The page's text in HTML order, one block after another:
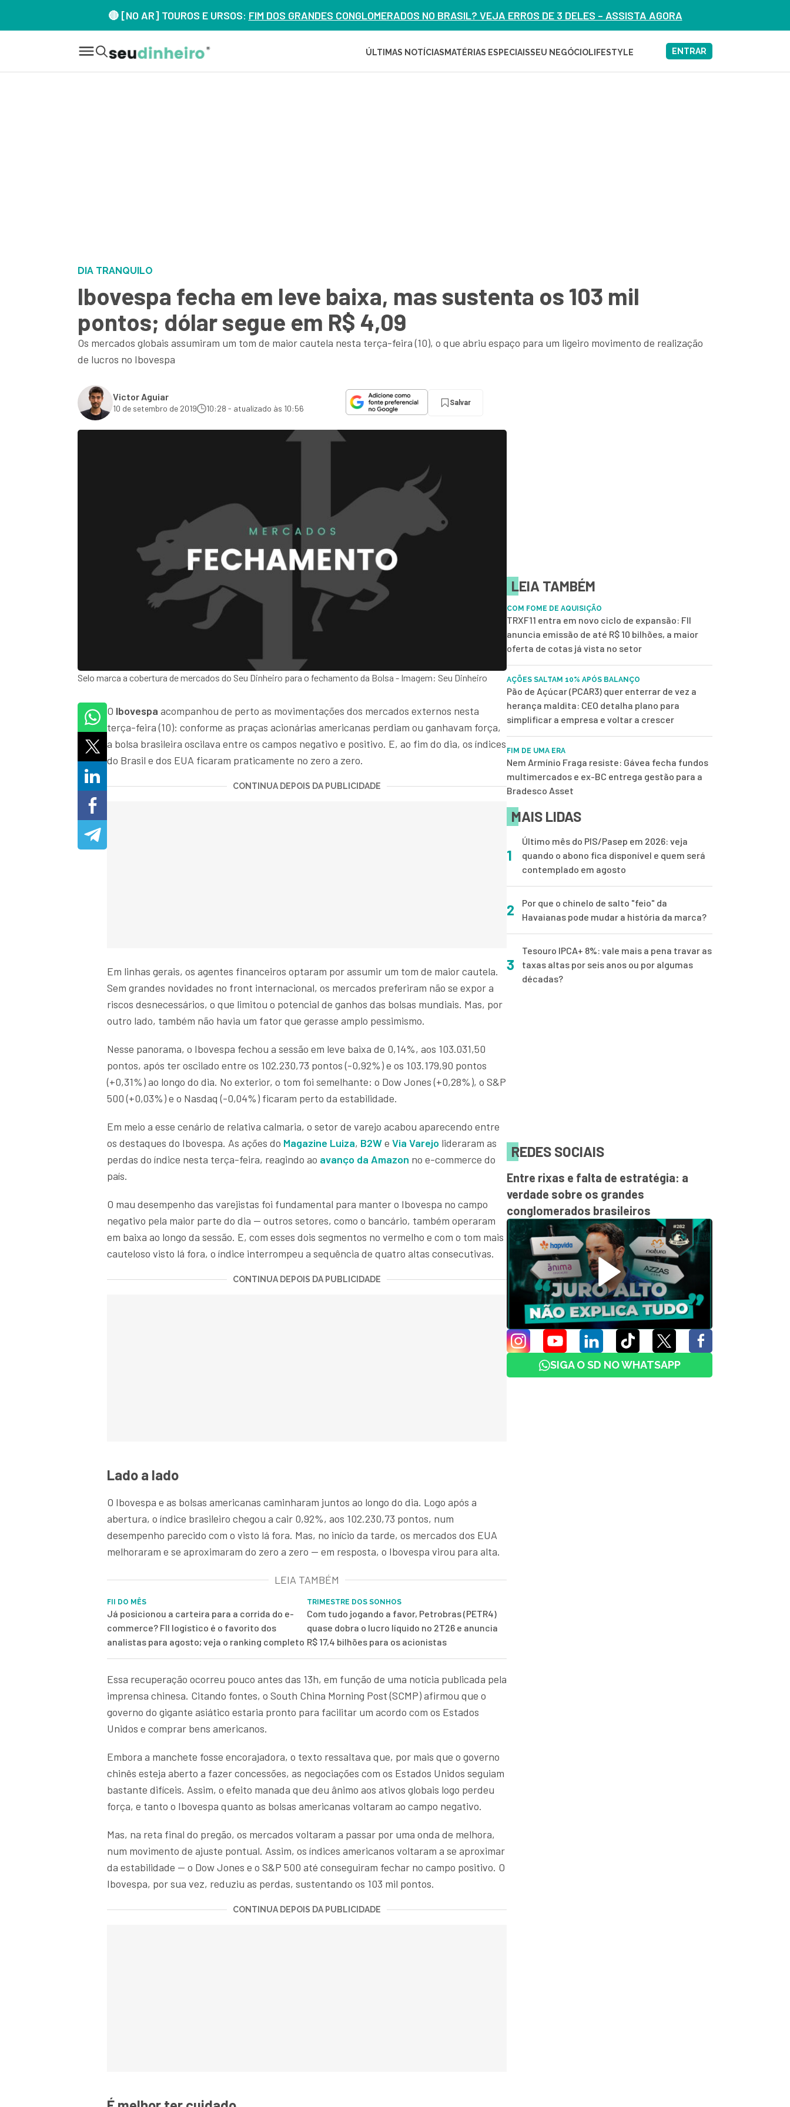
🔴 [NO AR] TOUROS E URSOS: FIM DOS GRANDES CONGLOMERADOS NO BRASIL? VEJA ERROS DE 3 DELES – ASSISTA AGORA
ÚLTIMAS NOTÍCIAS MATÉRIAS ESPECIAISSEU NEGÓCIOLIFESTYLE ENTRAR
DIA TRANQUILO
Ibovespa fecha em leve baixa, mas sustenta os 103 mil
pontos; dólar segue em R$ 4,09
Os mercados globais assumiram um tom de maior cautela nesta terça-feira (10), o que abriu espaço para um ligeiro movimento de realização
de lucros no Ibovespa
Victor Aguiar
10 de setembro de 2019 10:28 - atualizado às 10:56
Salvar
Selo marca a cobertura de mercados do Seu Dinheiro para o fechamento da Bolsa - Imagem: Seu Dinheiro
O Ibovespa acompanhou de perto as movimentações dos mercados externos nesta
terça-feira (10): conforme as praças acionárias americanas perdiam ou ganhavam força,
a bolsa brasileira oscilava entre os campos negativo e positivo. E, ao fim do dia, os índices
do Brasil e dos EUA ficaram praticamente no zero a zero.
CONTINUA DEPOIS DA PUBLICIDADE
Em linhas gerais, os agentes financeiros optaram por assumir um tom de maior cautela.
Sem grandes novidades no front internacional, os mercados preferiram não se expor a
riscos desnecessários, o que limitou o potencial de ganhos das bolsas mundiais. Mas, por
outro lado, também não havia um fator que gerasse amplo pessimismo.
Nesse panorama, o Ibovespa fechou a sessão em leve baixa de 0,14%, aos 103.031,50
pontos, após ter oscilado entre os 102.230,73 pontos (-0,92%) e os 103.179,90 pontos
(+0,31%) ao longo do dia. No exterior, o tom foi semelhante: o Dow Jones (+0,28%), o S&P
500 (+0,03%) e o Nasdaq (-0,04%) ficaram perto da estabilidade.
Em meio a esse cenário de relativa calmaria, o setor de varejo acabou aparecendo entre
os destaques do Ibovespa. As ações do Magazine Luiza, B2We Via Varejo lideraram as
perdas do índice nesta terça-feira, reagindo ao avanço da Amazon no e-commerce do
país.
O mau desempenho das varejistas foi fundamental para manter o Ibovespa no campo
negativo pela maior parte do dia — outros setores, como o bancário, também operaram
em baixa ao longo da sessão. E, com esses dois segmentos no vermelho e com o tom mais
cauteloso visto lá fora, o índice interrompeu a sequência de quatro altas consecutivas.
CONTINUA DEPOIS DA PUBLICIDADE
Lado a lado
O Ibovespa e as bolsas americanas caminharam juntos ao longo do dia. Logo após a
abertura, o índice brasileiro chegou a cair 0,92%, aos 102.230,73 pontos, num
desempenho parecido com o visto lá fora. Mas, no início da tarde, os mercados dos EUA
melhoraram e se aproximaram do zero a zero — em resposta, o Ibovespa virou para alta.
LEIA TAMBÉM
FII DO MÊS
Já posicionou a carteira para a corrida do e-
commerce? FII logístico é o favorito dos
analistas para agosto; veja o ranking completo
TRIMESTRE DOS SONHOS
Com tudo jogando a favor, Petrobras (PETR4)
quase dobra o lucro líquido no 2T26 e anuncia
R$ 17,4 bilhões para os acionistas
Essa recuperação ocorreu pouco antes das 13h, em função de uma notícia publicada pela
imprensa chinesa. Citando fontes, o South China Morning Post (SCMP) afirmou que o
governo do gigante asiático estaria pronto para facilitar um acordo com os Estados
Unidos e comprar bens americanos.
Embora a manchete fosse encorajadora, o texto ressaltava que, por mais que o governo
chinês esteja aberto a fazer concessões, as negociações com os Estados Unidos seguiam
bastante difíceis. Assim, o efeito manada que deu ânimo aos ativos globais logo perdeu
força, e tanto o Ibovespa quanto as bolsas americanas voltaram ao campo negativo.
Mas, na reta final do pregão, os mercados voltaram a passar por uma onda de melhora,
num movimento de ajuste pontual. Assim, os índices americanos voltaram a se aproximar
da estabilidade — o Dow Jones e o S&P 500 até conseguiram fechar no campo positivo. O
Ibovespa, por sua vez, reduziu as perdas, sustentando os 103 mil pontos.
CONTINUA DEPOIS DA PUBLICIDADE
LEIA TAMBÉM
COM FOME DE AQUISIÇÃO
TRXF11 entra em novo ciclo de expansão: FII
anuncia emissão de até R$ 10 bilhões, a maior
oferta de cotas já vista no setor
AÇÕES SALTAM 10% APÓS BALANÇO
Pão de Açúcar (PCAR3) quer enterrar de vez a
herança maldita: CEO detalha plano para
simplificar a empresa e voltar a crescer
FIM DE UMA ERA
Nem Armínio Fraga resiste: Gávea fecha fundos
multimercados e ex-BC entrega gestão para a
Bradesco Asset
MAIS LIDAS
1
Último mês do PIS/Pasep em 2026: veja
quando o abono fica disponível e quem será
contemplado em agosto
2
Por que o chinelo de salto "feio" da
Havaianas pode mudar a história da marca?
3
Tesouro IPCA+ 8%: vale mais a pena travar as
taxas altas por seis anos ou por algumas
décadas?
REDES SOCIAIS
Entre rixas e falta de estratégia: a
verdade sobre os grandes
conglomerados brasileiros
SIGA O SD NO WHATSAPP